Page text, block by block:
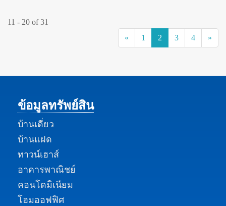
11 - 20 of 31
«
1 2 (current)
3 4 »
ข้อมูลทรัพย์สิน
บ้านเดี่ยว
บ้านแฝด
ทาวน์เฮาส์
อาคารพาณิชย์
คอนโดมิเนียม
โฮมออฟฟิศ